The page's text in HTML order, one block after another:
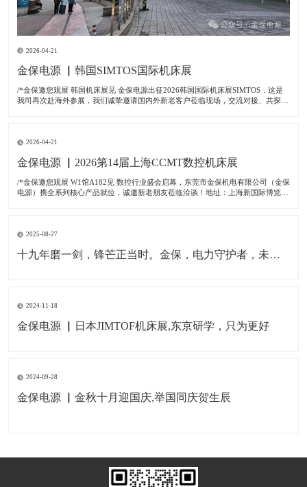
2026-04-21
金保电源 ▏韩国SIMTOS国际机床展
/*金保邀您观展 韩国机床展见 金保电源出征2026韩国国际机床展SIMTOS，这是
我司再次赴海外参展，我们诚挚邀请国内外新老客户莅临现场，交流对接、共探商
2026-04-21
金保电源 ▏2026第14届上海CCMT数控机床展
/*金保邀您观展 W1馆A182见 数控行业盛会启幕，东莞市金保机电有限公司（金保
电源）携全系列核心产品就位，诚邀新老朋友莅临洽谈！地址：上海新国际博览中
2025-08-27
十九年磨一剑，锋芒正当时。金保，电力守护者，未来更可期
2024-11-18
金保电源 ▏日本JIMTOF机床展,东京研学，只为更好
2024-09-28
金保电源 ▏金秋十月迎国庆,举国同庆贺生辰